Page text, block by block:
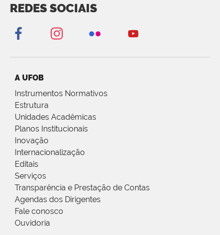
REDES SOCIAIS
A UFOB
Instrumentos Normativos
Estrutura
Unidades Acadêmicas
Planos Institucionais
Inovação
Internacionalização
Editais
Serviços
Transparência e Prestação de Contas
Agendas dos Dirigentes
Fale conosco
Ouvidoria